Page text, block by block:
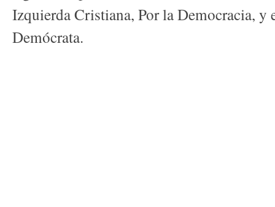
Izquierda Cristiana, Por la Democracia, y
Demócrata.